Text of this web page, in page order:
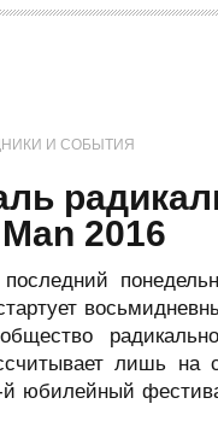
И СОБЫТИЯ
2016
лишь
юбилейный